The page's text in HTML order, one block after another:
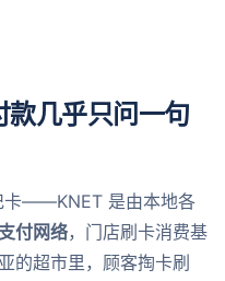
款几乎只问一句
卡——KNET 是由本地各
付网络，门店刷卡消费基
的超市里，顾客掏卡刷